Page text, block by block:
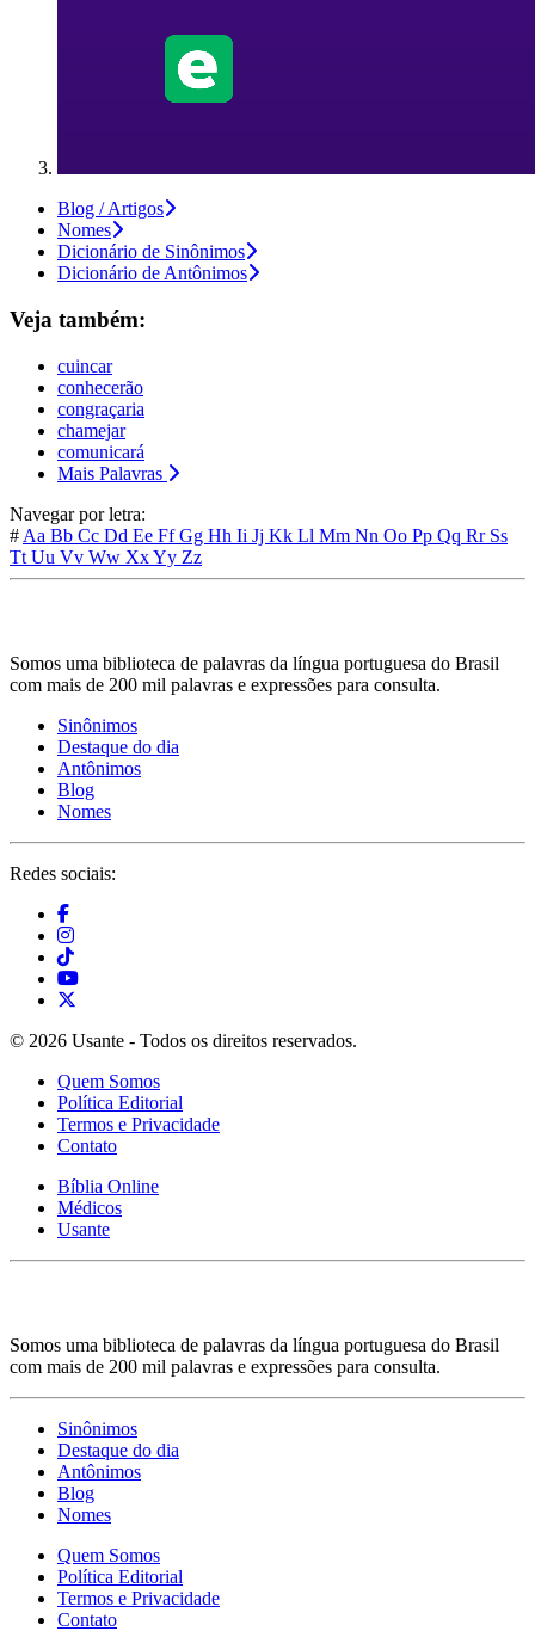
Blog / Artigos
Nomes
Dicionário de Sinônimos
Dicionário de Antônimos
Veja também:
cuincar
conhecerão
congraçaria
chamejar
comunicará
Mais Palavras
Navegar por letra:
# Aa Bb Cc Dd Ee FfGg Hh Ii Jj Kk Ll Mm Nn Oo Pp Qq Rr Ss
Tt Uu Vv Ww XxYy Zz
Somos uma biblioteca de palavras da língua portuguesa do Brasil
com mais de 200 mil palavras e expressões para consulta.
Sinônimos
Destaque do dia
Antônimos
Blog
Nomes
Redes sociais:
© 2026 Usante - Todos os direitos reservados.
Quem Somos
Política Editorial
Termos e Privacidade
Contato
Bíblia Online
Médicos
Usante
Somos uma biblioteca de palavras da língua portuguesa do Brasil
com mais de 200 mil palavras e expressões para consulta.
Sinônimos
Destaque do dia
Antônimos
Blog
Nomes
Quem Somos
Política Editorial
Termos e Privacidade
Contato